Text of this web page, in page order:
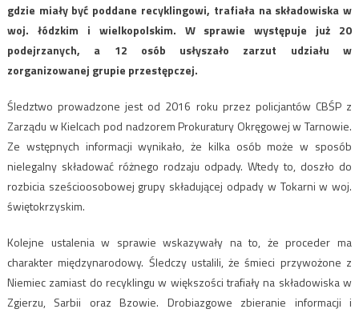
gdzie miały być poddane recyklingowi, trafiała na składowiska w
woj. łódzkim i wielkopolskim. W sprawie występuje już 20
podejrzanych, a 12 osób usłyszało zarzut udziału w
zorganizowanej grupie przestępczej.
Śledztwo prowadzone jest od 2016 roku przez policjantów CBŚP z
Zarządu w Kielcach pod nadzorem Prokuratury Okręgowej w Tarnowie.
Ze wstępnych informacji wynikało, że kilka osób może w sposób
nielegalny składować różnego rodzaju odpady. Wtedy to, doszło do
rozbicia sześcioosobowej grupy składującej odpady w Tokarni w woj.
świętokrzyskim.
Kolejne ustalenia w sprawie wskazywały na to, że proceder ma
charakter międzynarodowy. Śledczy ustalili, że śmieci przywożone z
Niemiec zamiast do recyklingu w większości trafiały na składowiska w
Zgierzu, Sarbii oraz Bzowie. Drobiazgowe zbieranie informacji i